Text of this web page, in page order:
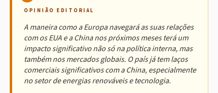
OPINIÃO EDITORIAL
A maneira como a Europa navegará as suas relações
com os EUA e a China nos próximos meses terá um
impacto significativo não só na política interna, mas
também nos mercados globais. O país já tem laços
comerciais significativos com a China, especialmente
no setor de energias renováveis e tecnologia.